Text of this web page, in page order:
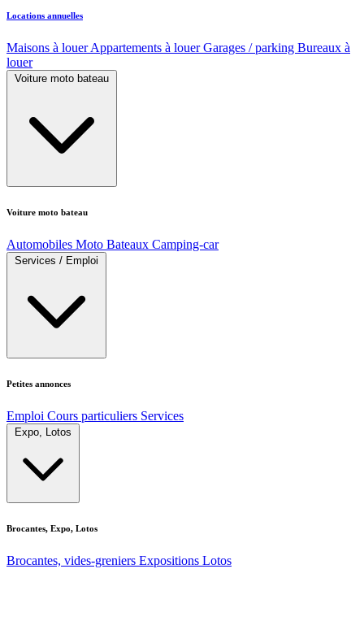
Locations annuelles
Maisons à louerAppartements à louerGarages / parking Bureaux à
louer
Voiture moto bateau
Voiture moto bateau
Automobiles Moto Bateaux Camping-car
Services / Emploi
Petites annonces
Emploi Cours particuliers Services
Expo, Lotos
Brocantes, Expo, Lotos
Brocantes, vides-greniers Expositions Lotos